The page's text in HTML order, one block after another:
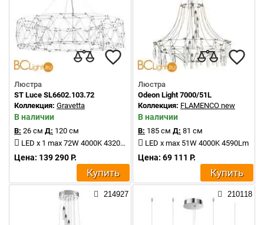
Люстра
ST Luce SL6602.103.72
Коллекция: Gravetta
В наличии
В: 26 см Д: 120 см
LED x 1 max 72W 4000K 4320Lm
Цена: 139 290 Р.
Купить
Люстра
Odeon Light 7000/51L
Коллекция: FLAMENCO new
В наличии
В: 185 см Д: 81 см
LED x max 51W 4000K 4590Lm
Цена: 69 111 Р.
Купить
214927 210118